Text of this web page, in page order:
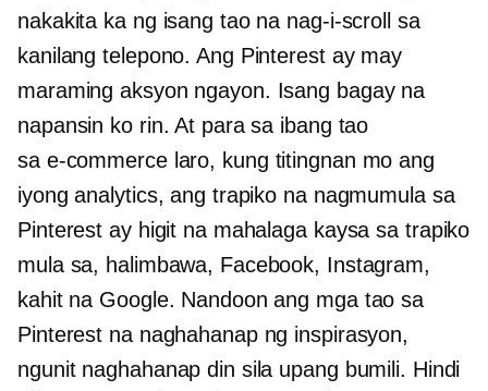
nakakita ka ng isang tao na nag-i-scroll sa
kanilang telepono. Ang Pinterest ay may
maraming aksyon ngayon. Isang bagay na
napansin ko rin. At para sa ibang tao
sa e-commercelaro, kung titingnan mo ang
iyong analytics, ang trapiko na nagmumula sa
Pinterest ay higit na mahalaga kaysa sa trapiko
mula sa, halimbawa, Facebook, Instagram,
kahit na Google. Nandoon ang mga tao sa
Pinterest na naghahanap ng inspirasyon,
ngunit naghahanap din sila upang bumili. Hindi